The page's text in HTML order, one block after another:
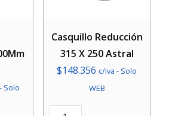
Solo
Casquillo Reducción
315 X 250 Astral
$148.356 c/iva - Solo
WEB
Casquillo